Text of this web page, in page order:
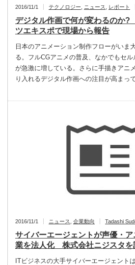
2016/11/1 テクノロジー ニュース レポート
デジタル作画で何が変わるのか
ツエキスポで現場から報告
日本のアニメーション制作フローがいま
る。フルCGアニメの普及、なかでもセ
が急激に増している。さらに手描きアニ
り入れるデジタル作画への注目が高まっ
2016/11/1 ニュース 企業動向 Tadashi
サイバーエージェントが声優・
業を法人化 株式会社ニジスタを
ITビジネスの大手サイバーエージェント